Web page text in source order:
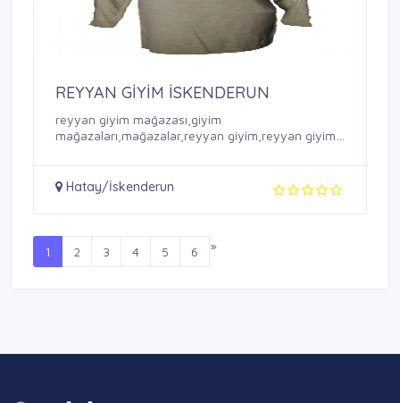
REYYAN GİYİM İSKENDERUN
reyyan giyim mağazası,giyim
mağazaları,mağazalar,reyyan giyim,reyyan giyim
Hatay/İskenderun
1 2 3 4 5 6 »